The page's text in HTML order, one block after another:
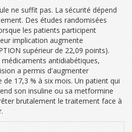
ne suffit pas. La sécurité dépend
Des études randomisées
les patients participent
implication augmente
supérieur de 22,09 points).
antidiabétiques,
a permis d'augmenter
17,3 % à six mois. Un patient qui
son insuline ou sa metformine
brutalement le traitement face à